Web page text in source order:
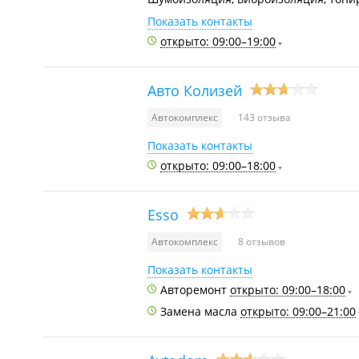
Показать контакты
открыто: 09:00–19:00
Авто Колизей
Автокомплекс 143 отзыва
Показать контакты
открыто: 09:00–18:00
Esso
Автокомплекс 8 отзывов
Показать контакты
Авторемонт открыто: 09:00–18:00
Замена масла открыто: 09:00–21:00